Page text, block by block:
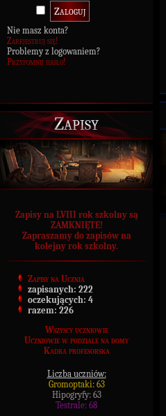
Nie masz konta?
Zarejestruj się!
Problemy z logowaniem?
Przypomnij hasło!
Zapisy
Zapisy na LVIII rok szkolny są
ZAMKNIĘTE!
Zapraszamy do zapisów na
kolejny rok szkolny.
Zapisy na Ucznia
zapisanych: 222
oczekujących: 4
razem: 226
Wszyscy uczniowie
Uczniowie w podziale na domy
Kadra profesorska
Liczba uczniów:
Gromoptaki: 63
Hipogryfy: 63
Testrale: 68